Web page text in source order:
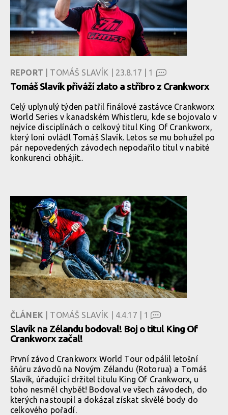
REPORT | TOMÁŠ SLAVÍK | 23.8.17 | 1
Tomáš Slavík přiváží zlato a stříbro z Crankworx
Celý uplynulý týden patřil finálové zastávce Crankworx
World Series v kanadském Whistleru, kde se bojovalo v
nejvíce disciplínách o celkový titul King Of Crankworx,
který loni ovládl Tomáš Slavík. Letos se mu bohužel po
pár nepovedených závodech nepodařilo titul v nabité
konkurenci obhájit..
ČLÁNEK | TOMÁŠ SLAVÍK | 4.4.17 | 1
Slavík na Zélandu bodoval! Boj o titul King Of
Crankworx začal!
První závod Crankworx World Tour odpálil letošní
šňůru závodů na Novým Zélandu (Rotorua) a Tomáš
Slavík, úřadující držitel titulu King Of Crankworx, u
toho nesměl chybět! Bodoval ve všech závodech, do
kterých nastoupil a dokázal získat skvělé body do
celkového pořadí.